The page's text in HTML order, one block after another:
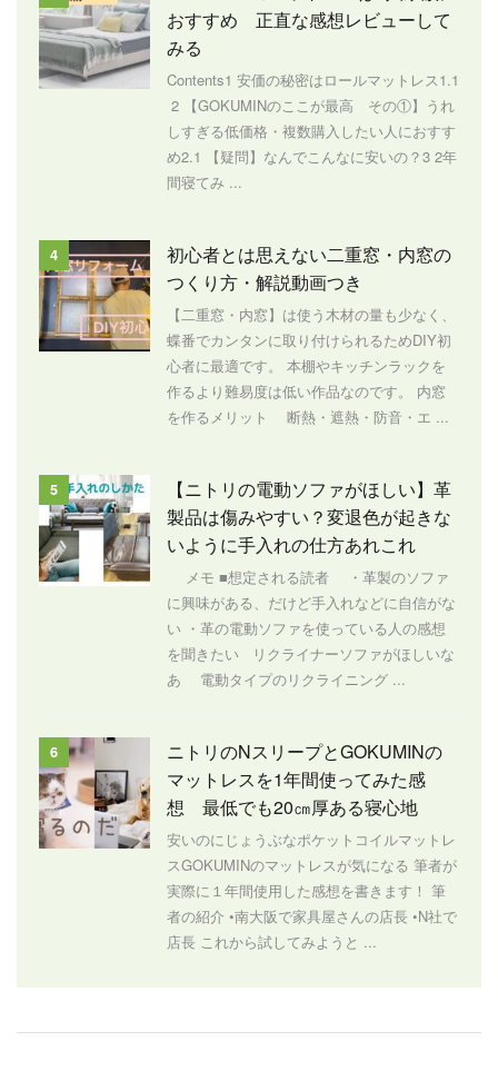
おすすめ 正直な感想レビューして
みる
Contents1 安価の秘密はロールマットレス1.1
2 【GOKUMINのここが最高 その①】うれ
しすぎる低価格・複数購入したい人におすす
め2.1 【疑問】なんでこんなに安いの？3 2年
間寝てみ ...
4
初心者とは思えない二重窓・内窓の
つくり方・解説動画つき
【二重窓・内窓】は使う木材の量も少なく、
蝶番でカンタンに取り付けられるためDIY初
心者に最適です。 本棚やキッチンラックを
作るより難易度は低い作品なのです。 内窓
を作るメリット 断熱・遮熱・防音・エ ...
5
【ニトリの電動ソファがほしい】革
製品は傷みやすい？変退色が起きな
いように手入れの仕方あれこれ
メモ ■想定される読者 ・革製のソファ
に興味がある、だけど手入れなどに自信がな
い ・革の電動ソファを使っている人の感想
を聞きたい リクライナーソファがほしいな
あ 電動タイプのリクライニング ...
6
ニトリのNスリープとGOKUMINの
マットレスを1年間使ってみた感
想 最低でも20㎝厚ある寝心地
安いのにじょうぶなポケットコイルマットレ
スGOKUMINのマットレスが気になる 筆者が
実際に１年間使用した感想を書きます！ 筆
者の紹介 •南大阪で家具屋さんの店長 •N社で
店長 これから試してみようと ...